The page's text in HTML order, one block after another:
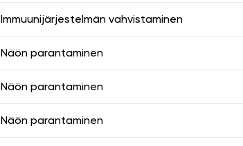
Immuunijärjestelmän vahvistaminen
Näön parantaminen
Näön parantaminen
Näön parantaminen